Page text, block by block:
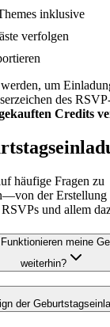
inklusive
verfolgen
um
des
Credits
häufige Fragen zu
der
und allem
meine
weiterhin?
der